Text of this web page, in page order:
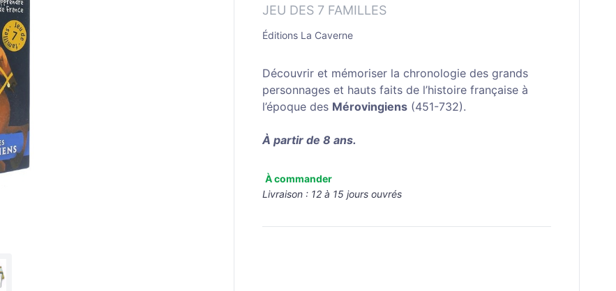
JEU DES 7 FAMILLES
Éditions La Caverne
Découvrir et mémoriser la chronologie des grands
personnages et hauts faits de l’histoire française à
l’époque des Mérovingiens (451-732).
À partir de 8 ans.
À commander
Livraison : 12 à 15 jours ouvrés